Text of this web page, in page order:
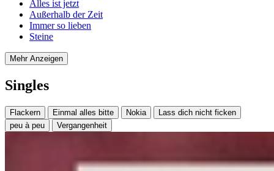
Alles ist jetzt
Außerhalb der Zeit
Immer so lieben
Steine
Mehr Anzeigen
Singles
Flackern Einmal alles bitte Nokia
Lass dich nicht ficken
peu à peu
Vergangenheit